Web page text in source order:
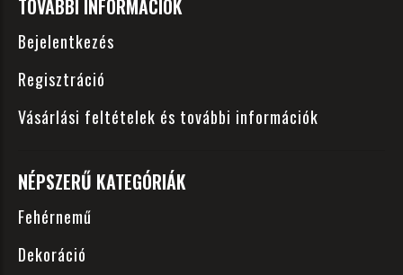
TOVÁBBI INFORMÁCIÓK
Bejelentkezés
Regisztráció
Vásárlási feltételek és további információk
NÉPSZERŰ KATEGÓRIÁK
Fehérnemű
Dekoráció